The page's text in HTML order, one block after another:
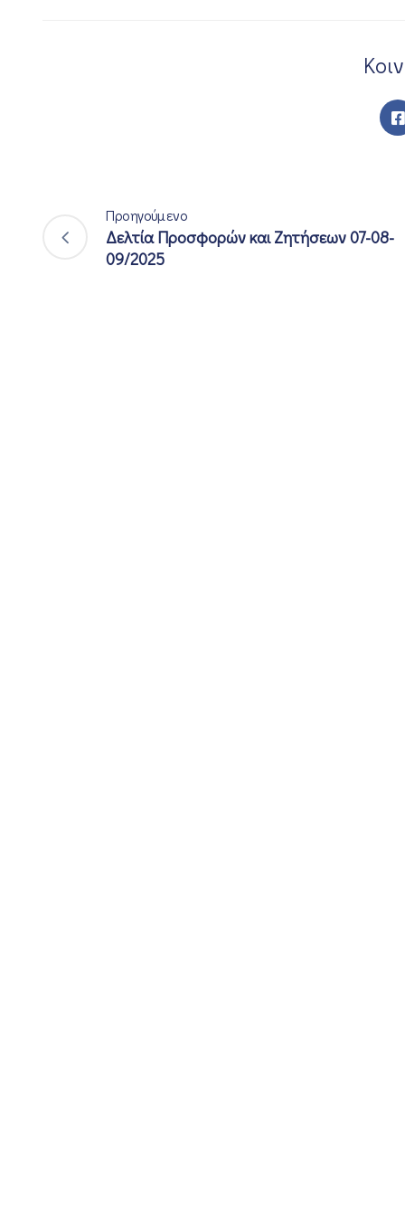
Προηγούμενο
Δελτία Προσφορών και Ζητήσεων 07-08-
09/2025